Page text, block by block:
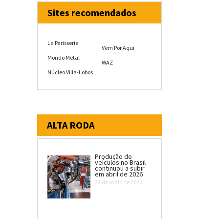
Sites recomendados
La Parisserie
Mondo Metal
Núcleo Villa-Lobos
Vem Por Aqui
WAZ
ALTA RODA
Produção de
veículos no Brasil
continuou a subir
em abril de 2026
22 de maio de 2026